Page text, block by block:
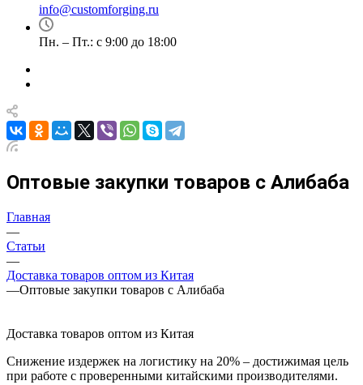
info@customforging.ru
Пн. – Пт.: с 9:00 до 18:00
Оптовые закупки товаров с Алибаба
Главная
—
Статьи
—
Доставка товаров оптом из Китая
—Оптовые закупки товаров с Алибаба
Доставка товаров оптом из Китая
Снижение издержек на логистику на 20% – достижимая цель
при работе с проверенными китайскими производителями.